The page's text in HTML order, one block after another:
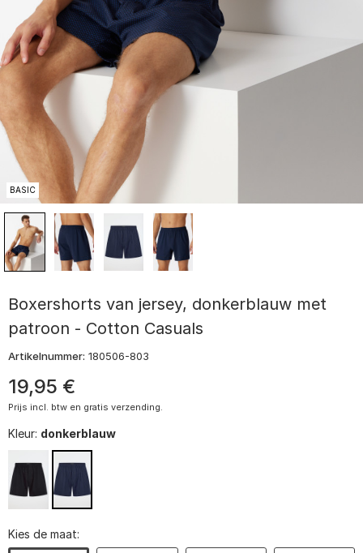
BASIC
Boxershorts van jersey, donkerblauw met
patroon - Cotton Casuals
Artikelnummer: 180506-803
19,95 €
Prijs incl. btw en gratis verzending.
Kleur: donkerblauw
Kies de maat: